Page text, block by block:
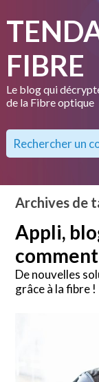
FIBRE
Le blog qui
de la Fibre optique
Archives de
Appli,
De nouvelles
grâce à la fibre !